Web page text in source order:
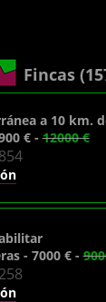
Fincas
a 10 km.
€ -12000 €
- 7000 € -